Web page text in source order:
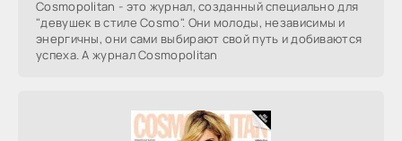
Cosmopolitan - это журнал, созданный специально для
"девушек в стиле Cosmo". Они молоды, независимы и
энергичны, они сами выбирают свой путь и добиваются
успеха. А журнал Cosmopolitan